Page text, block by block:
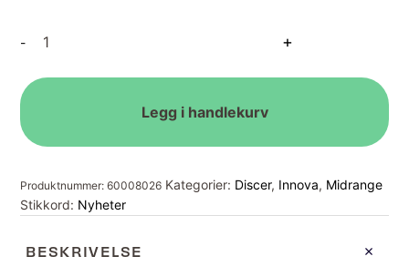
-
Pro
antall
+
Legg i handlekurv
Produktnummer:60008026 Kategorier: Discer, Innova, Midrange
Stikkord: Nyheter
BESKRIVELSE